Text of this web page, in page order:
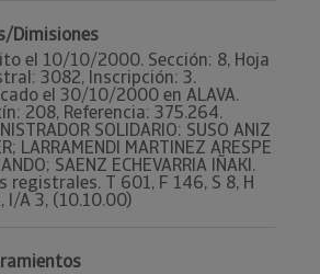
Dimisiones
el 10/10/2000. Sección: 8, Hoja
3082, Inscripción: 3.
el 30/10/2000 en ALAVA.
208, Referencia: 375.264.
SOLIDARIO: SUSO ANIZ
LARRAMENDI MARTINEZ ARESPE
SAENZ ECHEVARRIA IÑAKI.
registrales. T 601, F 146, S 8, H
I/A 3, (10.10.00)